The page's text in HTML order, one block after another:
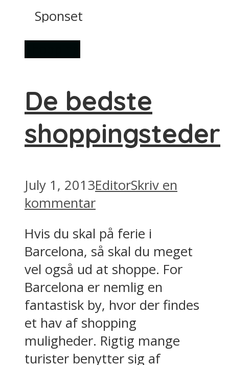
Sponset
De bedste
shoppingsteder
July 1, 2013EditorSkriv en
kommentar
Hvis du skal på ferie i
Barcelona, så skal du meget
vel også ud at shoppe. For
Barcelona er nemlig en
fantastisk by, hvor der findes
et hav af shopping
muligheder. Rigtig mange
turister benytter sig af